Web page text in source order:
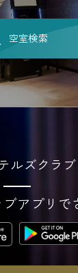
空室検索
ルズクラブ
アプリで